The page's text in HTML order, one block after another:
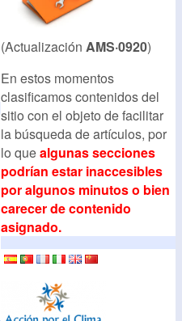
(Actualización AMS·0920)
En estos momentos
clasificamos contenidos del
sitio con el objeto de facilitar
la búsqueda de artículos, por
lo quealgunas secciones
podrían estar inaccesibles
por algunos minutos o bien
carecer de contenido
asignado.